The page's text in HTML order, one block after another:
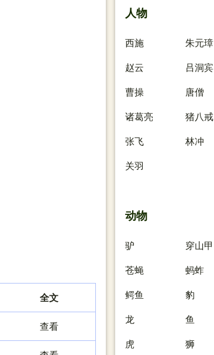
全文
查看
人物
西施 朱元璋
赵云
吕洞宾
曹操
唐僧
诸葛亮
猪八戒
张飞
林冲
关羽
动物
驴 穿山甲
苍蝇
蚂蚱
鳄鱼
豹
龙
鱼
虎
狮